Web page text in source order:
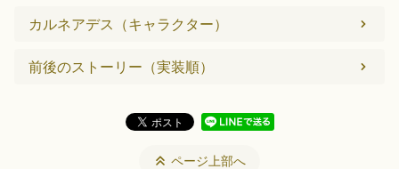
カルネアデス（キャラクター）
前後のストーリー（実装順）
ページ上部へ